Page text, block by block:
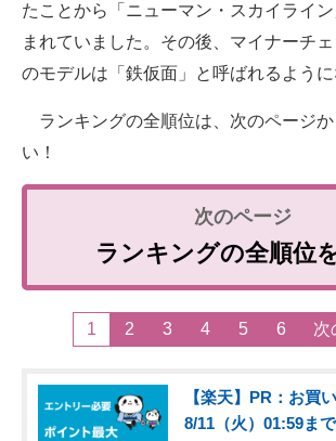
たことから「ニューマン・スカイライ
まれていました。その後、マイナーチ
のモデルは「鉄仮面」と呼ばれるように
ランキングの全順位は、次のページか
い！
ランキングの全順位
1 2 3 4 5 6 次
【楽天】PR：お買
8/11（火）01:59ま